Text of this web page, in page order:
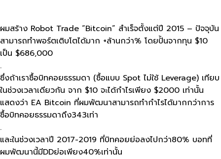
ผมสร้าง Robot Trade “Bitcoin” สำเร็จตั้งแต่ปี 2015 – ปัจจุบัน
สามารถทำพอร์ตเติบโตได้มาก +ล้านกว่า% โดยปั้นจากทุน $10
เป็น $686,000
.
ซึ่งถ้าเราซื้อบิทคอยธรรมดา (ซื้อแบบ Spot ไม่ใช้ Leverage) เทียบ
ในช่วงเวลาเดียวกัน จาก $10 จะได้กำไรเพียง $2000 เท่านั้น
แสดงว่า EA Bitcoin ที่ผมพัฒนาสามารถทำกำไรได้มากกว่าการ
ซื้อบิทคอยธรรมดาถึง343เท่า
.
และในช่วงเวลาปี 2017-2019 ที่บิทคอยย่อลงไปกว่า80% บอทที่
ผมพัฒนานี้มีDDย่อเพียง40%เท่านั้น